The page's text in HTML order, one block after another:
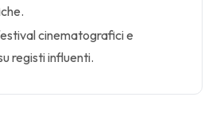
cinematografici e
registi influenti.